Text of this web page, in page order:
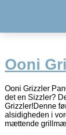
Ooni
Ooni Grizzler
det en Sizzler?
Grizzler!Denne
alsidigheden i
mættende